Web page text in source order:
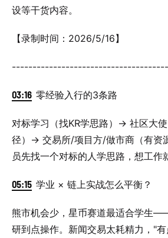
设等干货内容。
【录制时间：2026/5/16】
03:16 零经验入行的3条路
对标学习（找KR学思路）→ 社区大
径）→ 交易所/项目方/做市商（有资
员先找一个对标的人学思路，想工作
05:15 学业 × 链上实战怎么平衡？
熊市机会少，星币赛道最适合学生
研到点操作。新闻交易太耗精力，"